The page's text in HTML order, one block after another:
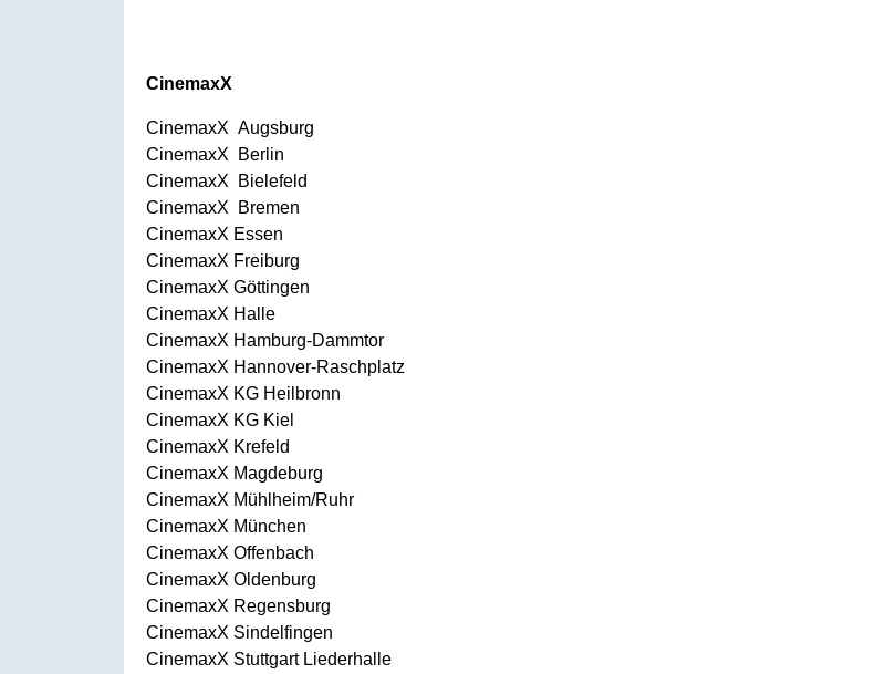
CinemaxX
CinemaxX Augsburg
CinemaxX Berlin
CinemaxX Bielefeld
CinemaxX Bremen
CinemaxX Essen
CinemaxX Freiburg
CinemaxX Göttingen
CinemaxX Halle
CinemaxX Hamburg-Dammtor
CinemaxX Hannover-Raschplatz
CinemaxX KG Heilbronn
CinemaxX KG Kiel
CinemaxX Krefeld
CinemaxX Magdeburg
CinemaxX Mühlheim/Ruhr
CinemaxX München
CinemaxX Offenbach
CinemaxX Oldenburg
CinemaxX Regensburg
CinemaxX Sindelfingen
CinemaxX Stuttgart Liederhalle